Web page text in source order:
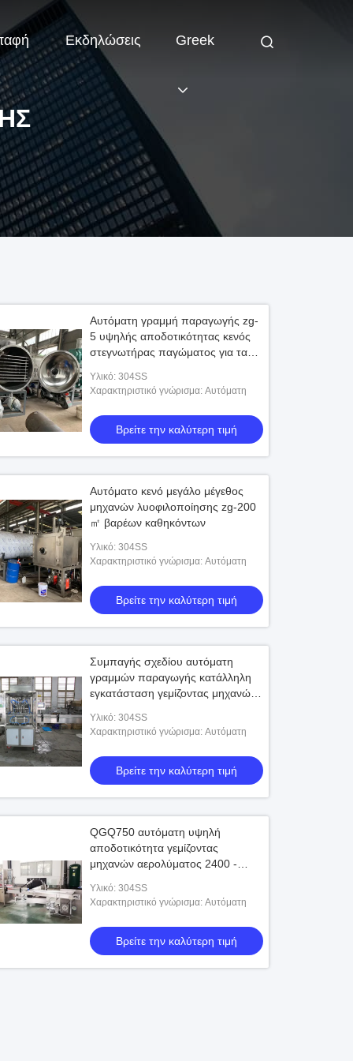
Εκδηλώσεις Greek
Αυτόματη γραμμή παραγωγής zg-
5 υψηλής αποδοτικότητας κενός
στεγνωτήρας παγώματος για τα
Υλικό: 304SS
Χαρακτηριστικό γνώρισμα: Αυτόματη
Βρείτε την καλύτερη τιμή
Αυτόματο κενό μεγάλο μέγεθος
μηχανών λυοφιλοποίησης zg-200
㎡ βαρέων καθηκόντων
Υλικό: 304SS
Χαρακτηριστικό γνώρισμα: Αυτόματη
Βρείτε την καλύτερη τιμή
Συμπαγής σχεδίου αυτόματη
γραμμών παραγωγής κατάλληλη
εγκατάσταση γεμίζοντας μηχανών
Υλικό: 304SS
Χαρακτηριστικό γνώρισμα: Αυτόματη
Βρείτε την καλύτερη τιμή
QGQ750 αυτόματη υψηλή
αποδοτικότητα γεμίζοντας
μηχανών αερολύματος 2400 -
Υλικό: 304SS
Χαρακτηριστικό γνώρισμα: Αυτόματη
Βρείτε την καλύτερη τιμή